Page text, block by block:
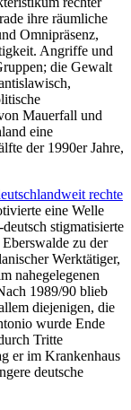
ihre räumliche
Omnipräsenz,
Angriffe und
die Gewalt
Mauerfall und
eine
der 1990er Jahre,
rechte
eine Welle
stigmatisierte
zu der
Werktätiger,
nahegelegenen
1989/90 blieb
diejenigen, die
wurde Ende
Tritte
er im Krankenhaus
deutsche